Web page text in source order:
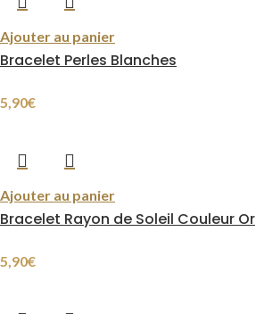
Ajouter au panier
Bracelet Perles Blanches
5,90€
Ajouter au panier
Bracelet Rayon de Soleil Couleur Or
5,90€